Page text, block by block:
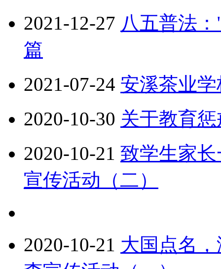
2021-12-27 八五普法
篇
2021-07-24 安溪茶业
2020-10-30 关于教育
2020-10-21 致学生家
宣传活动（二）
2020-10-21 大国点名